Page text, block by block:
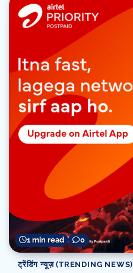
1 min read 0
ट्रेंडिंग न्यूज़ (TRENDING NEWS)